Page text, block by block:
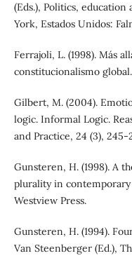
(Eds.), Politics, education
York, Estados Unidos:
Ferrajoli, L. (1998). Más
constitucionalismo
Gilbert, M. (2004).
logic. Informal Logic.
and Practice, 24 (3),
Gunsteren, H. (1998). A
plurality in
Westview Press.
Gunsteren, H. (1994).
Van Steenberger (Ed.),